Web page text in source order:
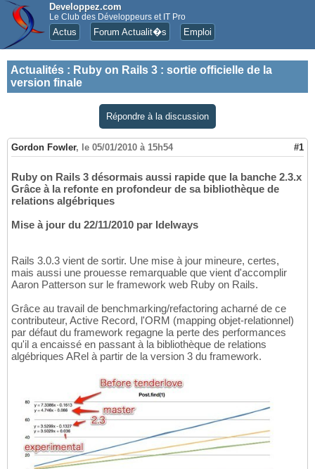
Developpez.com
Le Club des Développeurs et IT Pro
Actus Forum Actualit�s Emploi
Actualités : Ruby on Rails 3 : sortie officielle de la
version finale
Répondre à la discussion
Gordon Fowler, le 05/01/2010 à 15h54 #1
Ruby on Rails 3 désormais aussi rapide que la banche 2.3.x
Grâce à la refonte en profondeur de sa bibliothèque de
relations algébriques
Mise à jour du 22/11/2010 par Idelways
Rails 3.0.3 vient de sortir. Une mise à jour mineure, certes,
mais aussi une prouesse remarquable que vient d'accomplir
Aaron Patterson sur le framework web Ruby on Rails.
Grâce au travail de benchmarking/refactoring acharné de ce
contributeur, Active Record, l'ORM (mapping objet-relationnel)
par défaut du framework regagne la perte des performances
qu'il a encaissé en passant à la bibliothèque de relations
algébriques ARel à partir de la version 3 du framework.